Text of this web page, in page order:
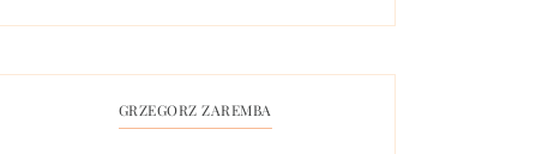
GRZEGORZ ZAREMBA